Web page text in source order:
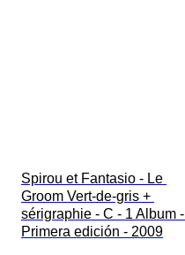
Spirou et Fantasio - Le
Groom Vert-de-gris +
sérigraphie - C - 1 Album -
Primera edición - 2009